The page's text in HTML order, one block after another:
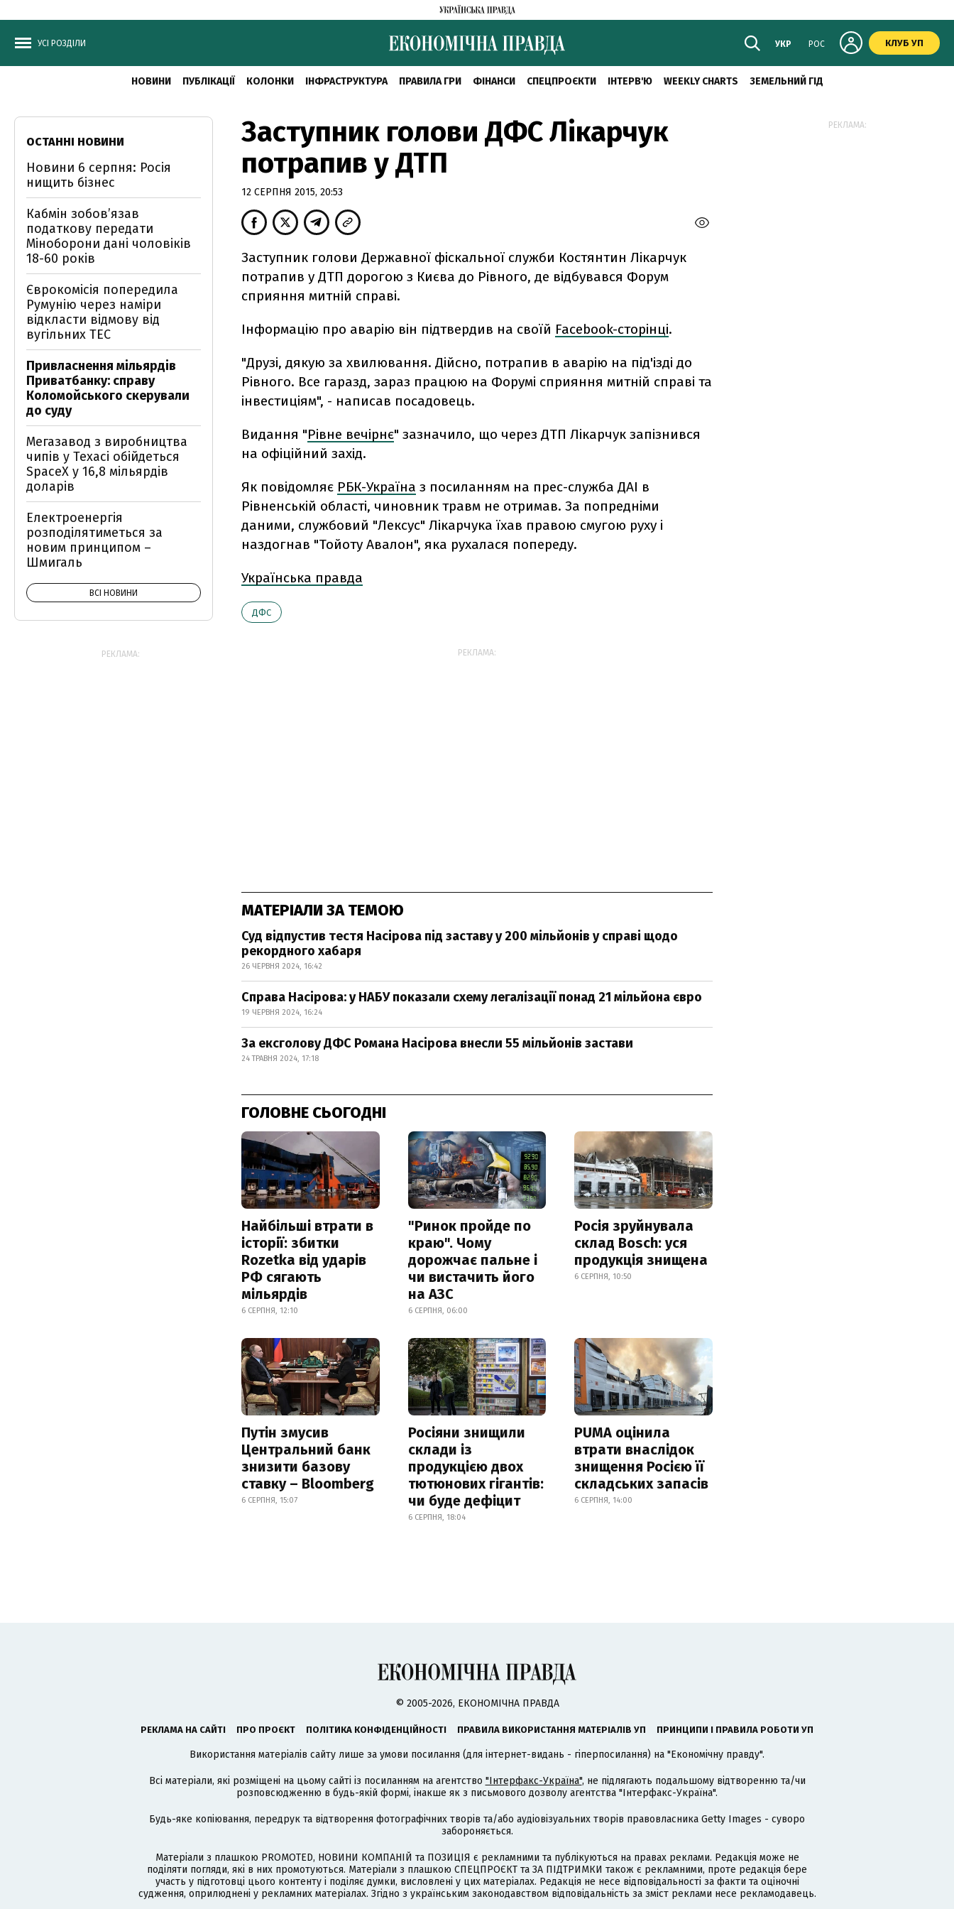
УСІ РОЗДІЛИ УКР РОС КЛУБ УП
НОВИНИ ПУБЛІКАЦІЇ КОЛОНКИ ІНФРАСТРУКТУРА ПРАВИЛА ГРИ ФІНАНСИ СПЕЦПРОЄКТИ ІНТЕРВ'Ю WEEKLY CHARTS ЗЕМЕЛЬНИЙ ГІД
Заступник голови ДФС Лікарчук
потрапив у ДТП
12 СЕРПНЯ 2015, 20:53
Заступник голови Державної фіскальної служби Костянтин Лікарчук
потрапив у ДТП дорогою з Києва до Рівного, де відбувався Форум
сприяння митній справі.
Інформацію про аварію він підтвердив на своїй Facebook-сторінці.
"Друзі, дякую за хвилювання. Дійсно, потрапив в аварію на під'ізді до
Рівного. Все гаразд, зараз працюю на Форумі сприяння митній справі та
інвестиціям", - написав посадовець.
Видання "Рівне вечірнє" зазначило, що через ДТП Лікарчук запізнився
на офіційний захід.
Як повідомляє РБК-Україна з посиланням на прес-служба ДАІ в
Рівненській області, чиновник травм не отримав. За попредніми
даними, службовий "Лексус" Лікарчука їхав правою смугою руху і
наздогнав "Тойоту Авалон", яка рухалася попереду.
Українська правда
ДФС
РЕКЛАМА:
МАТЕРІАЛИ ЗА ТЕМОЮ
Суд відпустив тестя Насірова під заставу у 200 мільйонів у справі щодо
рекордного хабаря
26 ЧЕРВНЯ 2024, 16:42
Справа Насірова: у НАБУ показали схему легалізації понад 21 мільйона євро
19 ЧЕРВНЯ 2024, 16:24
За ексголову ДФС Романа Насірова внесли 55 мільйонів застави
24 ТРАВНЯ 2024, 17:18
ГОЛОВНЕ СЬОГОДНІ
Найбільші втрати в
історії: збитки
Rozetka від ударів
РФ сягають
мільярдів
6 СЕРПНЯ, 12:10
"Ринок пройде по
краю". Чому
дорожчає пальне і
чи вистачить його
на АЗС
6 СЕРПНЯ, 06:00
Росія зруйнувала
склад Bosch: уся
продукція знищена
6 СЕРПНЯ, 10:50
Путін змусив
Центральний банк
знизити базову
ставку – Bloomberg
6 СЕРПНЯ, 15:07
Росіяни знищили
склади із
продукцією двох
тютюнових гігантів:
чи буде дефіцит
6 СЕРПНЯ, 18:04
PUMA оцінила
втрати внаслідок
знищення Росією її
складських запасів
6 СЕРПНЯ, 14:00
ОСТАННІ НОВИНИ
Новини 6 серпня: Росія
нищить бізнес
Кабмін зобовʼязав
податкову передати
Міноборони дані чоловіків
18-60 років
Єврокомісія попередила
Румунію через наміри
відкласти відмову від
вугільних ТЕС
Привласнення мільярдів
Приватбанку: справу
Коломойського скерували
до суду
Мегазавод з виробництва
чипів у Техасі обійдеться
SpaceX у 16,8 мільярдів
доларів
Електроенергія
розподілятиметься за
новим принципом –
Шмигаль
ВСІ НОВИНИ
РЕКЛАМА:
РЕКЛАМА:
© 2005-2026, ЕКОНОМІЧНА ПРАВДА
РЕКЛАМА НА САЙТІ ПРО ПРОЄКТ ПОЛІТИКА КОНФІДЕНЦІЙНОСТІ ПРАВИЛА ВИКОРИСТАННЯ МАТЕРІАЛІВ УП ПРИНЦИПИ І ПРАВИЛА РОБОТИ УП
Використання матеріалів сайту лише за умови посилання (для інтернет-видань - гіперпосилання) на "Економічну правду".
Всі матеріали, які розміщені на цьому сайті із посиланням на агентство "Інтерфакс-Україна", не підлягають подальшому відтворенню та/чи
розповсюдженню в будь-якій формі, інакше як з письмового дозволу агентства "Інтерфакс-Україна".
Будь-яке копіювання, передрук та відтворення фотографічних творів та/або аудіовізуальних творів правовласника Getty Images - суворо
забороняється.
Матеріали з плашкою PROMOTED, НОВИНИ КОМПАНІЙ та ПОЗИЦІЯ є рекламними та публікуються на правах реклами. Редакція може не
поділяти погляди, які в них промотуються. Матеріали з плашкою СПЕЦПРОЄКТ та ЗА ПІДТРИМКИ також є рекламними, проте редакція бере
участь у підготовці цього контенту і поділяє думки, висловлені у цих матеріалах. Редакція не несе відповідальності за факти та оціночні
судження, оприлюднені у рекламних матеріалах. Згідно з українським законодавством відповідальність за зміст реклами несе рекламодавець.